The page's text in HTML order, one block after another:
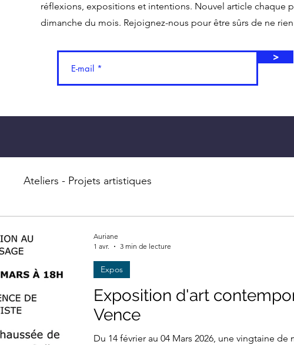
réflexions, expositions et intentions. Nouvel article chaque
dimanche du mois. Rejoignez-nous pour être sûrs de ne
>
Ateliers - Projets artistiques
Exposition d'art
Vence
Du 14 février au 04 Mars 2026, une vingtaine de
Expos
Auriane
1 avr.
3 min de lecture